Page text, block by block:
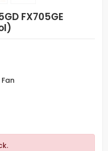
FX705GE